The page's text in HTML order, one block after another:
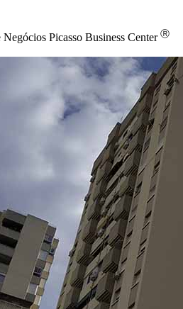
Picasso Business Center Ⓡ